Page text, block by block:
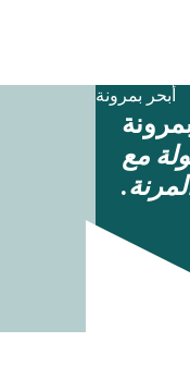
مع